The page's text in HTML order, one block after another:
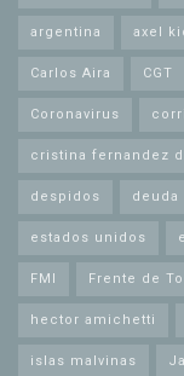
argentina axel
Carlos Aira CGT
Coronavirus
cristina fernandez
despidos deuda
estados unidos
FMI Frente de
hector amichetti
islas malvinas